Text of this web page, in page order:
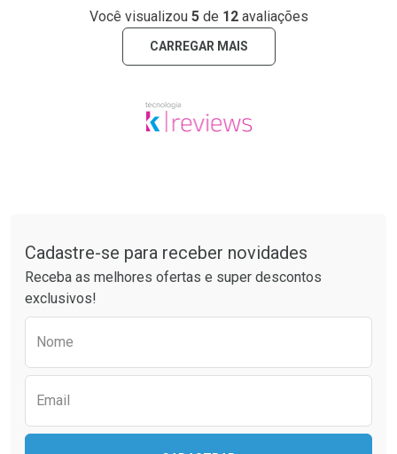
Você visualizou 5de 12avaliações
CARREGAR MAIS
Cadastre-se para receber novidades
Receba as melhores ofertas e super descontos
exclusivos!
Nome
Email